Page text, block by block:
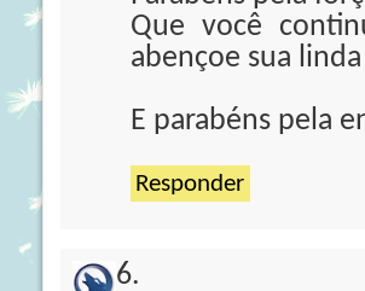
Que você
abençoe sua
E parabéns pela
Responder